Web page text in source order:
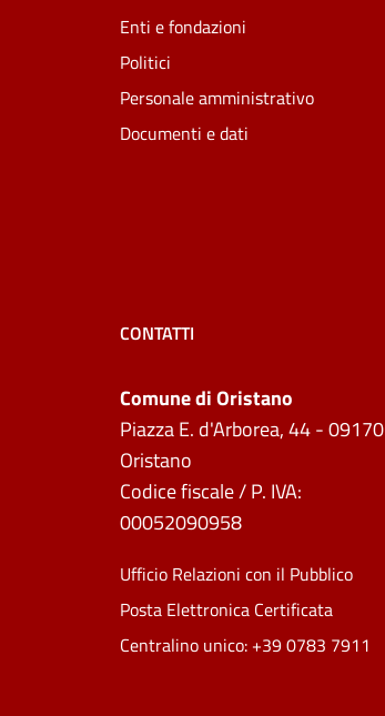
Enti e fondazioni
Politici
Personale amministrativo
Documenti e dati
CONTATTI
Comune di Oristano
Piazza E. d'Arborea, 44 - 09170
Oristano
Codice fiscale / P. IVA:
00052090958
Ufficio Relazioni con il Pubblico
Posta Elettronica Certificata
Centralino unico: +39 0783 7911